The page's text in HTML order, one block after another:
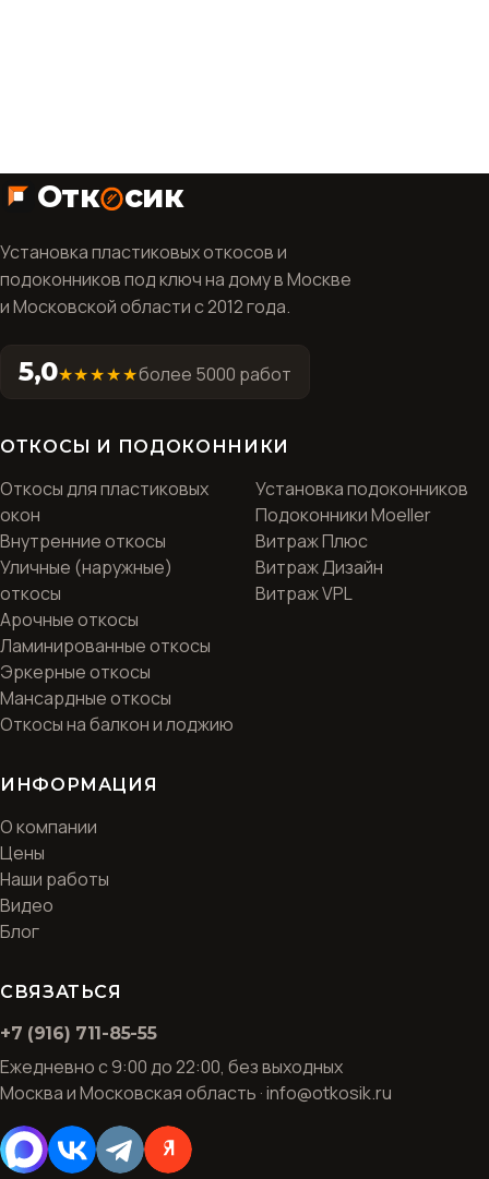
Отк сик
Установка пластиковых откосов и
подоконников под ключ на дому в Москве
и Московской области с 2012 года.
5,0★★★★★более 5000 работ
ОТКОСЫ И ПОДОКОННИКИ
Откосы для пластиковых
окон
Внутренние откосы
Уличные (наружные)
откосы
Арочные откосы
Ламинированные откосы
Эркерные откосы
Мансардные откосы
Откосы на балкон и лоджию
Установка подоконников
Подоконники Moeller
Витраж Плюс
Витраж Дизайн
Витраж VPL
ИНФОРМАЦИЯ
О компании
Цены
Наши работы
Видео
Блог
СВЯЗАТЬСЯ
+7 (916) 711-85-55
Ежедневно с 9:00 до 22:00, без выходных
Москва и Московская область · info@otkosik.ru